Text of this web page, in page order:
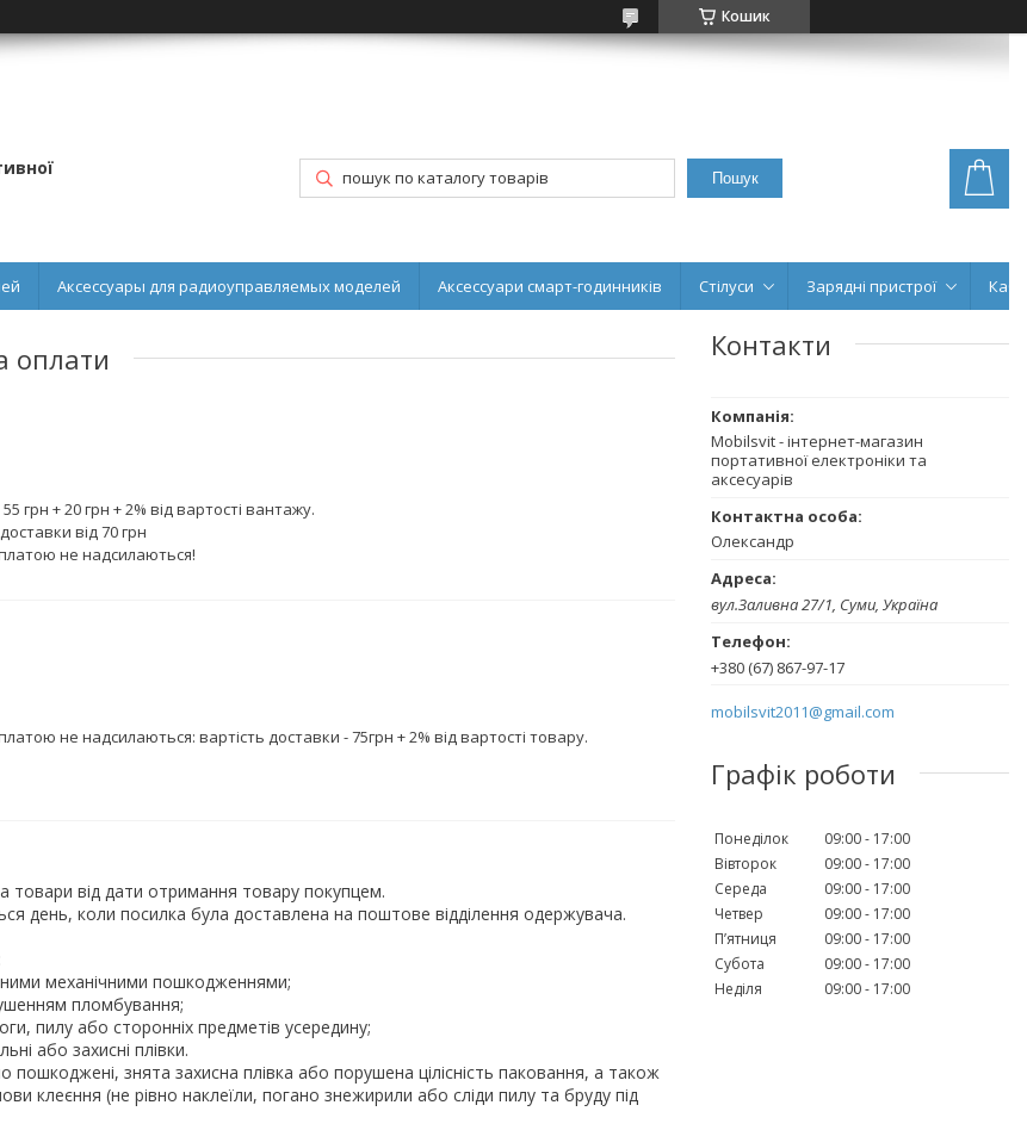
Кошик
Пошук
Аксессуары для радиоуправляемых моделей Аксессуари смарт-годинників Стілуси Зарядні пристрої
оплати
грн + 20 грн + 2% від вартості вантажу.
від 70 грн
не надсилаються!
не надсилаються: вартість доставки - 75грн + 2% від вартості товару.
товари від дати отримання товару покупцем.
день, коли посилка була доставлена на поштове відділення одержувача.
механічними пошкодженнями;
пломбування;
пилу або сторонніх предметів усередину;
або захисні плівки.
пошкоджені, знята захисна плівка або порушена цілісність паковання, а також
клеєння (не рівно наклеїли, погано знежирили або сліди пилу та бруду під
Контакти
Mobilsvit - інтернет-магазин
портативної електроніки та
аксесуарів
Олександр
вул.Заливна 27/1, Суми, Україна
+380 (67) 867-97-17
mobilsvit2011@gmail.com
Графік роботи
Понеділок 09:00
17:00
Вівторок
09:00
17:00
Середа
09:00
17:00
Четвер
09:00
17:00
Пʼятниця
09:00
17:00
Субота
09:00
17:00
Неділя
09:00 17:00